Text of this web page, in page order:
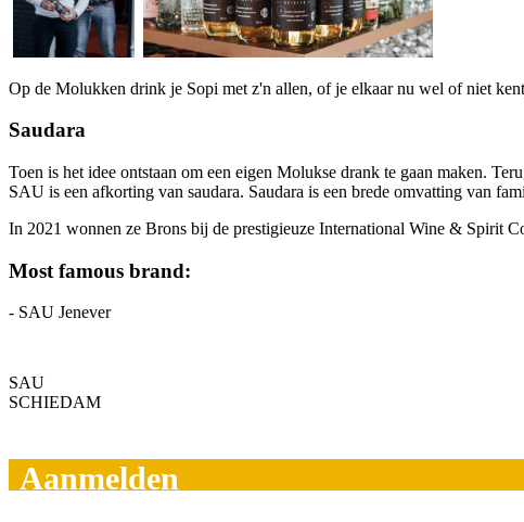
Op de Molukken drink je Sopi met z'n allen, of je elkaar nu wel of niet
Saudara
Toen is het idee ontstaan om een eigen Molukse drank te gaan maken.
SAU is een afkorting van saudara. Saudara is een brede omvatting van
In 2021 wonnen ze Brons bij de prestigieuze International Wine & Spirit
Most famous brand:
- SAU Jenever
SAU
SCHIEDAM
Aanmelden